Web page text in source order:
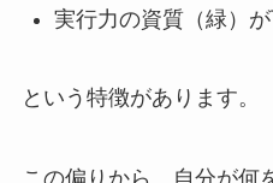
実行力の資質（緑）
という特徴があります。